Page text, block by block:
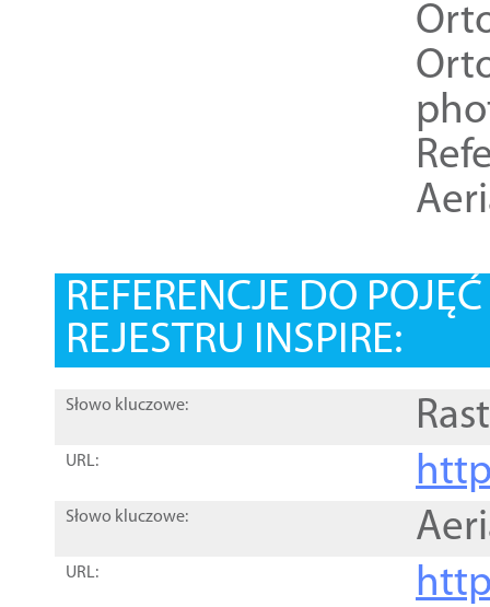
REFERENCJE DO
REJESTRU INSPIRE:
Słowo kluczowe:
URL:
Słowo kluczowe:
URL: